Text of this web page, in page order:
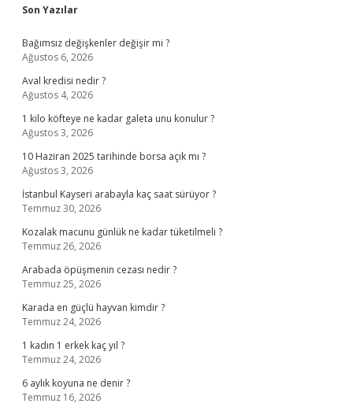
Sidebar
Son Yazılar
Bağımsız değişkenler değişir mi ?
Ağustos 6, 2026
Aval kredisi nedir ?
Ağustos 4, 2026
1 kilo köfteye ne kadar galeta unu konulur ?
Ağustos 3, 2026
10 Haziran 2025 tarihinde borsa açık mı ?
Ağustos 3, 2026
İstanbul Kayseri arabayla kaç saat sürüyor ?
Temmuz 30, 2026
Kozalak macunu günlük ne kadar tüketilmeli ?
Temmuz 26, 2026
Arabada öpüşmenin cezası nedir ?
Temmuz 25, 2026
Karada en güçlü hayvan kimdir ?
Temmuz 24, 2026
1 kadın 1 erkek kaç yıl ?
Temmuz 24, 2026
6 aylık koyuna ne denir ?
Temmuz 16, 2026